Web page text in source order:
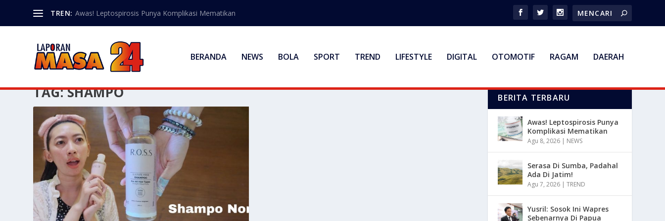
TREN: Awas! Leptospirosis Punya Komplikasi Mematikan
BERANDA NEWS BOLA SPORT TREND LIFESTYLE DIGITAL OTOMOTIF RAGAM DAERAH
TAG:SHAMPO BERITA TERBARU
Awas! Leptospirosis Punya
Komplikasi Mematikan
Agu 8, 2026 | NEWS
Serasa Di Sumba, Padahal
Ada Di Jatim!
Agu 7, 2026 |TREND
Yusril: Sosok Ini Wapres
Sebenarnya Di Papua